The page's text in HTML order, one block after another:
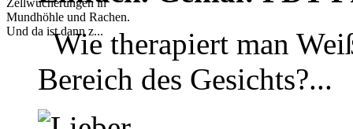
Zellwucherungen in
Mundhöhle und Rachen.
Und da ist dann z...
Wie therapiert man
Bereich des Gesichts?...